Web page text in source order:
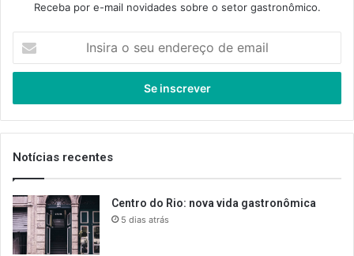
Receba por e-mail novidades sobre o setor gastronômico.
seu
de
email
Notícias recentes
Centro do Rio: nova vida gastronômica
5 dias atrás